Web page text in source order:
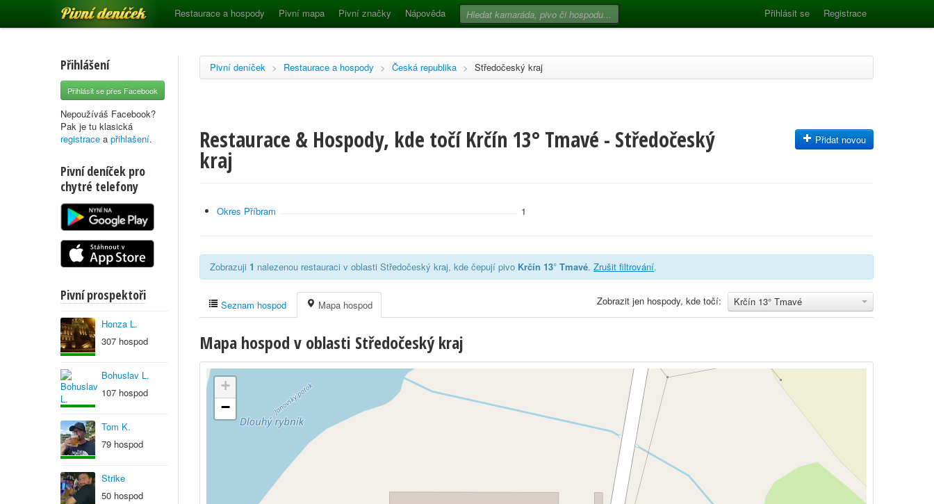
Pivní deníček Restaurace a hospody Pivní mapa Pivní značky Nápověda Přihlásit se Registrace
Přihlášení
Přihlásit se přes Facebook
Nepoužíváš Facebook?
Pak je tu klasická
registrace a přihlašení.
Pivní deníček pro
chytré telefony
Pivní prospektoři
Honza L.
307 hospod
Bohuslav L.
107 hospod
Tom K.
79 hospod
Strike
50 hospod
Pivní deníček > Restaurace a hospody > Česká republika > Středočeský kraj
Restaurace & Hospody, kde točí Krčín 13° Tmavé - Středočeský
kraj
Přidat novou
Okres Příbram 1
Zobrazuji 1 nalezenou restauraci v oblasti Středočeský kraj, kde čepují pivo Krčín 13° Tmavé. Zrušit filtrování.
Krčín 13° Tmavé
Zobrazit jen hospody, kde točí:
Seznam hospod Mapa hospod
Mapa hospod v oblasti Středočeský kraj
+
−